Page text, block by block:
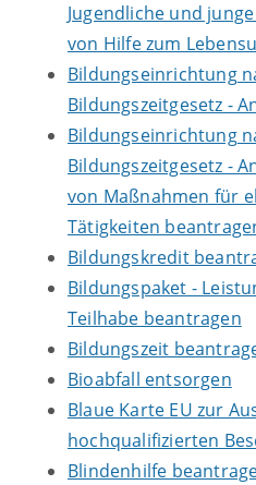
Jugendliche und
von Hilfe zum
Bildungseinrichtung
Bildungszeitgesetz -
Bildungseinrichtung
Bildungszeitgesetz -
von Maßnahmen für
Tätigkeiten
Bildungskredit
Bildungspaket -
Teilhabe beantragen
Bildungszeit
Bioabfall entsorgen
Blaue Karte EU zur
hochqualifizierten
Blindenhilfe